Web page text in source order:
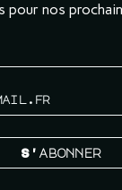
pour nos
S'abonner